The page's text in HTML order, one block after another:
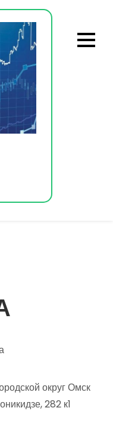
округ Омск
282 к1